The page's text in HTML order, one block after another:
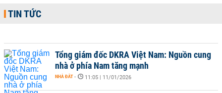
TIN TỨC
Tổng giám đốc DKRA Việt Nam: Nguồn cung
nhà ở phía Nam tăng mạnh
NHÀ ĐẤT - 11:05 | 11/01/2026